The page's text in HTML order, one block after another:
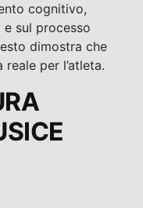
cognitivo,
sul processo
dimostra che
per l’atleta.